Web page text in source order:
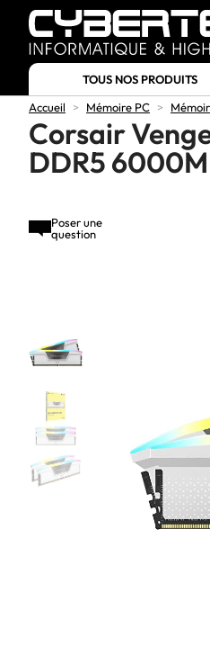
TOUS NOS PRODUITS
Accueil
> Mémoire PC >
Corsair
DDR5
Poser une
question